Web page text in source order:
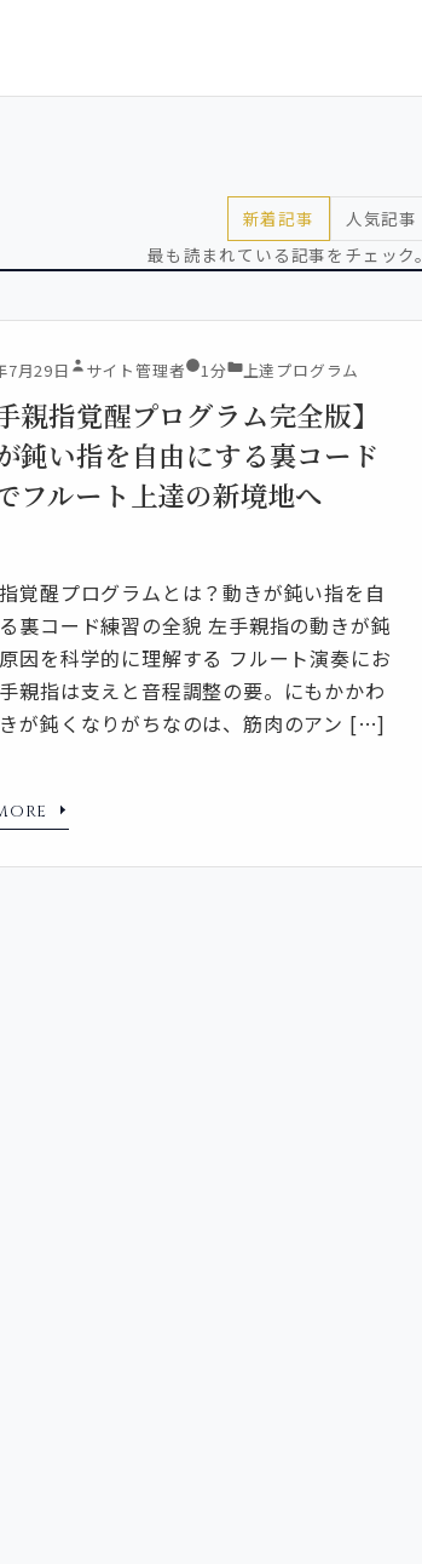
新着記事
人気記事
最も読まれている記事をチェック。
7月29日 サイト管理者 1分 上達プログラム
親指覚醒プログラム完全版】
鈍い指を自由にする裏コード
フルート上達の新境地へ
覚醒プログラムとは？動きが鈍い指を自
裏コード練習の全貌 左手親指の動きが鈍
因を科学的に理解する フルート演奏にお
親指は支えと音程調整の要。にもかかわ
が鈍くなりがちなのは、筋肉のアン […]